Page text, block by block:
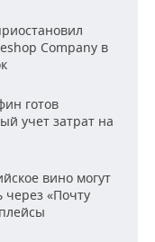
Company в
готов
учет затрат на
вино могут
через «Почту